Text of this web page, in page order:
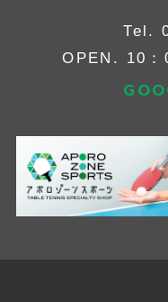
Tel.
OPEN. 10